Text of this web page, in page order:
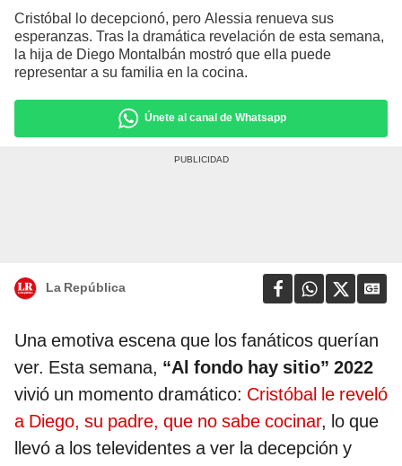
Cristóbal lo decepcionó, pero Alessia renueva sus
esperanzas. Tras la dramática revelación de esta semana,
la hija de Diego Montalbán mostró que ella puede
representar a su familia en la cocina.
Únete al canal de Whatsapp
La República
Una emotiva escena que los fanáticos querían
ver. Esta semana, “Al fondo hay sitio” 2022
vivió un momento dramático: Cristóbal le reveló
a Diego, su padre, que no sabe cocinar, lo que
llevó a los televidentes a ver la decepción y